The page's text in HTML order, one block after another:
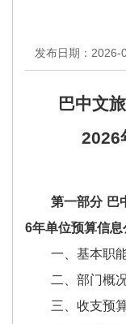
发布日期：2026-
巴中文
2026
第一部分 巴
6年单位预算信息
一、基本职
二、部门概
三、收支预